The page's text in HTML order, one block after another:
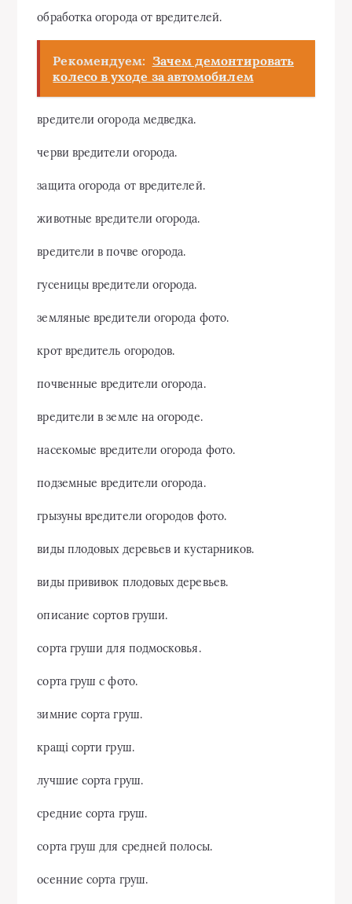
обработка огорода от вредителей.
Рекомендуем: Зачем демонтировать
колесо в уходе за автомобилем
вредители огорода медведка.
черви вредители огорода.
защита огорода от вредителей.
животные вредители огорода.
вредители в почве огорода.
гусеницы вредители огорода.
земляные вредители огорода фото.
крот вредитель огородов.
почвенные вредители огорода.
вредители в земле на огороде.
насекомые вредители огорода фото.
подземные вредители огорода.
грызуны вредители огородов фото.
виды плодовых деревьев и кустарников.
виды прививок плодовых деревьев.
описание сортов груши.
сорта груши для подмосковья.
сорта груш с фото.
зимние сорта груш.
кращі сорти груш.
лучшие сорта груш.
средние сорта груш.
сорта груш для средней полосы.
осенние сорта груш.